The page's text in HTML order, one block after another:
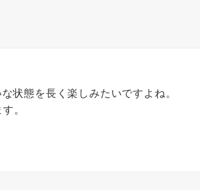
状態を長く楽しみたいですよね。
。